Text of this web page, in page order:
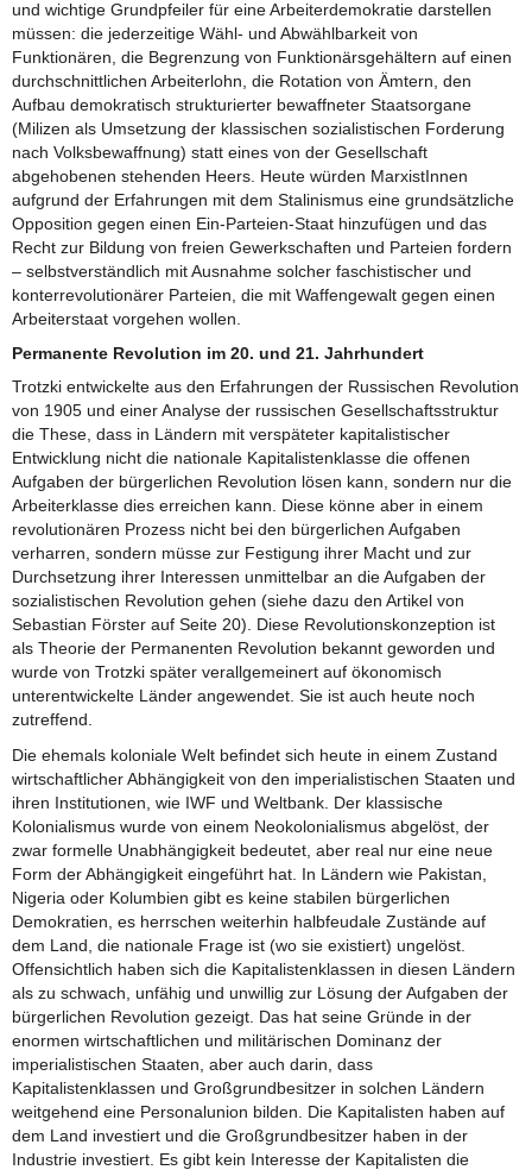
und wichtige Grundpfeiler für eine Arbeiterdemokratie darstellen
müssen: die jederzeitige Wähl- und Abwählbarkeit von
Funktionären, die Begrenzung von Funktionärsgehältern auf einen
durchschnittlichen Arbeiterlohn, die Rotation von Ämtern, den
Aufbau demokratisch strukturierter bewaffneter Staatsorgane
(Milizen als Umsetzung der klassischen sozialistischen Forderung
nach Volksbewaffnung) statt eines von der Gesellschaft
abgehobenen stehenden Heers. Heute würden MarxistInnen
aufgrund der Erfahrungen mit dem Stalinismus eine grundsätzliche
Opposition gegen einen Ein-Parteien-Staat hinzufügen und das
Recht zur Bildung von freien Gewerkschaften und Parteien fordern
– selbstverständlich mit Ausnahme solcher faschistischer und
konterrevolutionärer Parteien, die mit Waffengewalt gegen einen
Arbeiterstaat vorgehen wollen.
Permanente Revolution im 20. und 21. Jahrhundert
Trotzki entwickelte aus den Erfahrungen der Russischen Revolution
von 1905 und einer Analyse der russischen Gesellschaftsstruktur
die These, dass in Ländern mit verspäteter kapitalistischer
Entwicklung nicht die nationale Kapitalistenklasse die offenen
Aufgaben der bürgerlichen Revolution lösen kann, sondern nur die
Arbeiterklasse dies erreichen kann. Diese könne aber in einem
revolutionären Prozess nicht bei den bürgerlichen Aufgaben
verharren, sondern müsse zur Festigung ihrer Macht und zur
Durchsetzung ihrer Interessen unmittelbar an die Aufgaben der
sozialistischen Revolution gehen (siehe dazu den Artikel von
Sebastian Förster auf Seite 20). Diese Revolutionskonzeption ist
als Theorie der Permanenten Revolution bekannt geworden und
wurde von Trotzki später verallgemeinert auf ökonomisch
unterentwickelte Länder angewendet. Sie ist auch heute noch
zutreffend.
Die ehemals koloniale Welt befindet sich heute in einem Zustand
wirtschaftlicher Abhängigkeit von den imperialistischen Staaten und
ihren Institutionen, wie IWF und Weltbank. Der klassische
Kolonialismus wurde von einem Neokolonialismus abgelöst, der
zwar formelle Unabhängigkeit bedeutet, aber real nur eine neue
Form der Abhängigkeit eingeführt hat. In Ländern wie Pakistan,
Nigeria oder Kolumbien gibt es keine stabilen bürgerlichen
Demokratien, es herrschen weiterhin halbfeudale Zustände auf
dem Land, die nationale Frage ist (wo sie existiert) ungelöst.
Offensichtlich haben sich die Kapitalistenklassen in diesen Ländern
als zu schwach, unfähig und unwillig zur Lösung der Aufgaben der
bürgerlichen Revolution gezeigt. Das hat seine Gründe in der
enormen wirtschaftlichen und militärischen Dominanz der
imperialistischen Staaten, aber auch darin, dass
Kapitalistenklassen und Großgrundbesitzer in solchen Ländern
weitgehend eine Personalunion bilden. Die Kapitalisten haben auf
dem Land investiert und die Großgrundbesitzer haben in der
Industrie investiert. Es gibt kein Interesse der Kapitalisten die